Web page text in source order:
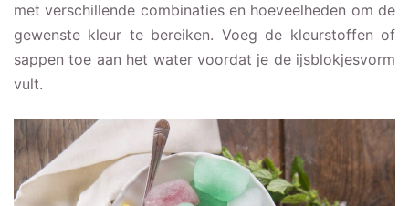
met verschillende combinaties en hoeveelheden om de
gewenste kleur te bereiken. Voeg de kleurstoffen of
sappen toe aan het water voordat je de ijsblokjesvorm
vult.